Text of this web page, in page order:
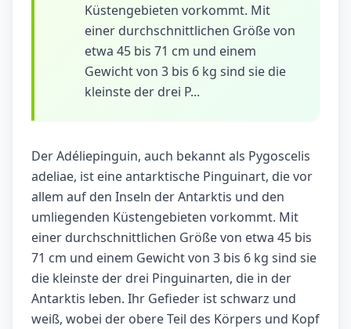
Küstengebieten vorkommt. Mit
einer durchschnittlichen Größe von
etwa 45 bis 71 cm und einem
Gewicht von 3 bis 6 kg sind sie die
kleinste der drei P...
Der Adéliepinguin, auch bekannt als Pygoscelis
adeliae, ist eine antarktische Pinguinart, die vor
allem auf den Inseln der Antarktis und den
umliegenden Küstengebieten vorkommt. Mit
einer durchschnittlichen Größe von etwa 45 bis
71 cm und einem Gewicht von 3 bis 6 kg sind sie
die kleinste der drei Pinguinarten, die in der
Antarktis leben. Ihr Gefieder ist schwarz und
weiß, wobei der obere Teil des Körpers und Kopf